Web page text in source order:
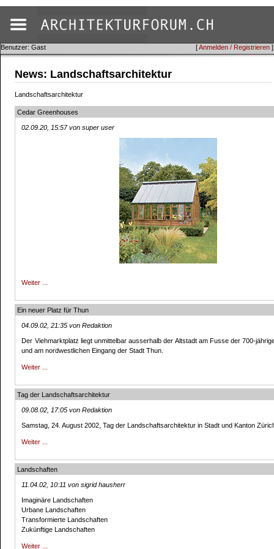
[Anmelden / Registrieren ]
Benutzer: Gast
News: Landschaftsarchitektur
Landschaftsarchitektur
Cedar Greenhouses
02.09.20, 15:57 von super user
Weiter ...
Ein neuer Platz für Thun
04.09.02, 21:35 von Redaktion
Der Viehmarktplatz liegt unmittelbar ausserhalb der Altstadt am Fusse der 700-
und am nordwestlichen Eingang der Stadt Thun.
Weiter ...
Tag der Landschaftsarchitektur
09.08.02, 17:05 von Redaktion
Samstag, 24. August 2002, Tag der Landschaftsarchitektur in Stadt und Kanton
Weiter ...
Landschaften
11.04.02, 10:11 von sigrid hausherr
Imaginäre Landschaften
Urbane Landschaften
Transformierte Landschaften
Zukünftige Landschaften
Weiter ...